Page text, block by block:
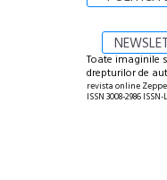
Toate imaginile
drepturilor de
revista online
ISSN 3008-2986